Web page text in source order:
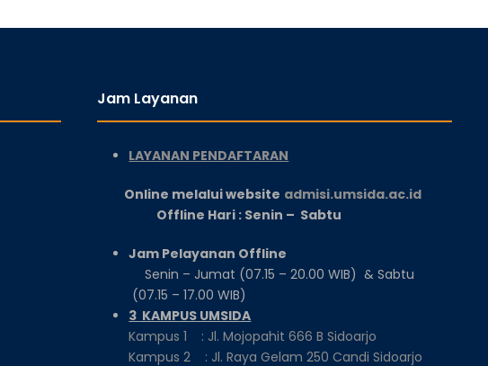
Jam Layanan
LAYANAN PENDAFTARAN
Online melalui website admisi.umsida.ac.id
Offline Hari : Senin – Sabtu
Jam Pelayanan Offline
Senin – Jumat (07.15 – 20.00 WIB) & Sabtu
(07.15 – 17.00 WIB)
3 KAMPUS UMSIDA
Kampus 1 : Jl. Mojopahit 666 B Sidoarjo
Kampus 2 : Jl. Raya Gelam 250 Candi Sidoarjo